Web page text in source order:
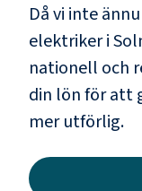
Då vi inte
elektrikeri
nationell och
din lön för att
mer utförlig.